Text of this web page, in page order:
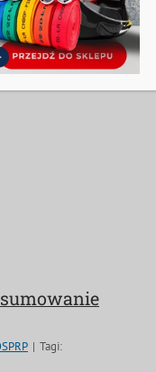
Czytaj dalej
| Tagi: